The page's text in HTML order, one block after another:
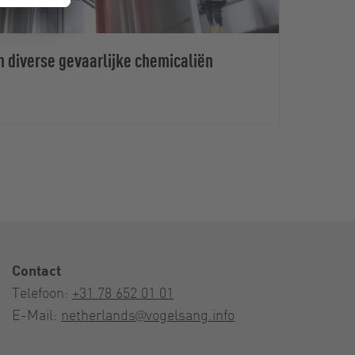
diverse gevaarlijke chemicaliën
Contact
Telefoon: +31 78 652 01 01
E-Mail: netherlands@vogelsang.info